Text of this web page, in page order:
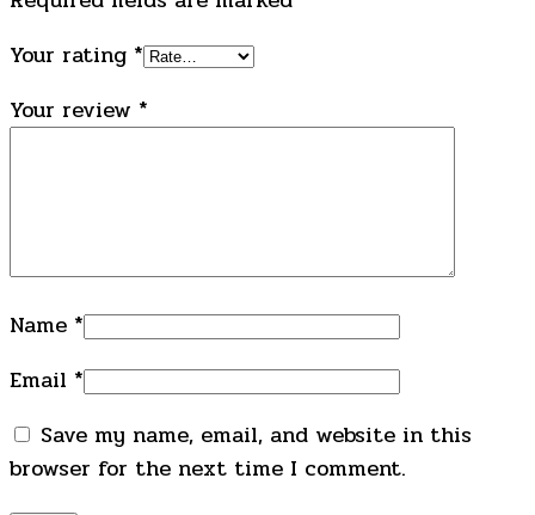
Your rating *
Your review *
Name *
Email *
Save my name, email, and website in this
browser for the next time I comment.